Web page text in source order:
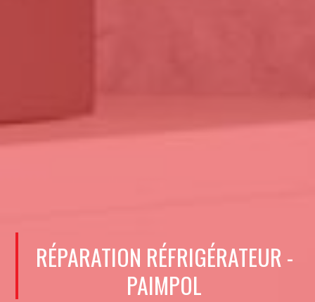
RÉPARATION RÉFRIGÉRATEUR -
PAIMPOL